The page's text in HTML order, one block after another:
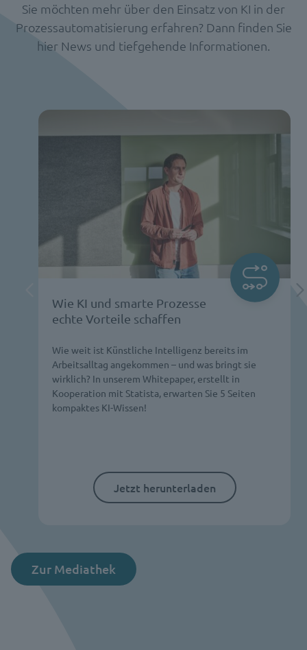
Sie möchten mehr über den Einsatz von KI in der
Prozessautomatisierung erfahren? Dann finden Sie
hier News und tiefgehende Informationen.
Wie KI und smarte Prozesse
echte Vorteile schaffen
Wie weit ist Künstliche Intelligenz bereits im
Arbeitsalltag angekommen – und was bringt sie
wirklich? In unserem Whitepaper, erstellt in
Kooperation mit Statista, erwarten Sie 5 Seiten
kompaktes KI-Wissen!
Jetzt herunterladen
Zur Mediathek